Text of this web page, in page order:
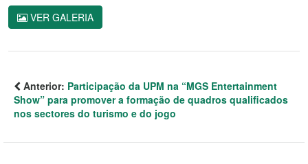
VER GALERIA
Anterior: Participação da UPM na “MGS Entertainment
Show” para promover a formação de quadros qualificados
nos sectores do turismo e do jogo